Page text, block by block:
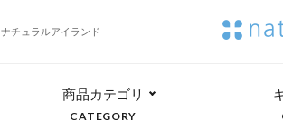
ナチュラルアイランド
商品カテゴリ
CATEGORY